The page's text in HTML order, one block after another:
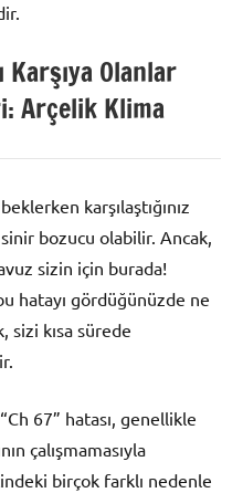
Karşıya Olanlar
Arçelik Klima
karşılaştığınız
bozucu olabilir. Ancak,
sizin için burada!
hatayı gördüğünüzde ne
sizi kısa sürede
67” hatası, genellikle
çalışmamasıyla
birçok farklı nedenle